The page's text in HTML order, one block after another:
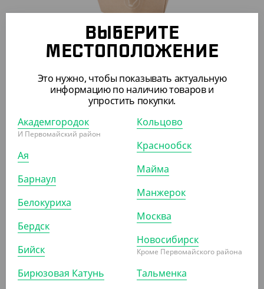
926 ₽
Контейнер Pratico 1000 мл, 168*118*68мм
КОР (300)
АРТ. 33170
683 ₽
Контейнер Pratico,221*138*24мм
ВЫБЕРИТЕ
МЕСТОПОЛОЖЕНИЕ
Это нужно, чтобы показывать актуальную
информацию по наличию товаров и
упростить покупки.
Академгородок
И Первомайский район
Ая
Барнаул
Белокуриха
Бердск
Бийск
Бирюзовая Катунь
Кольцово
Краснообск
Майма
Манжерок
Москва
Новосибирск
Кроме Первомайского района
Тальменка